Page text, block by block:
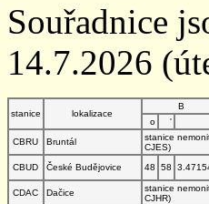
Souřadnice
14.7.2026
stanice lokalizace
B
o
'
CBRU
Bruntál
stanice
CJES)
CBUD
České Budějovice 48 58
CDAC
Dačice
stanice
CJHR)